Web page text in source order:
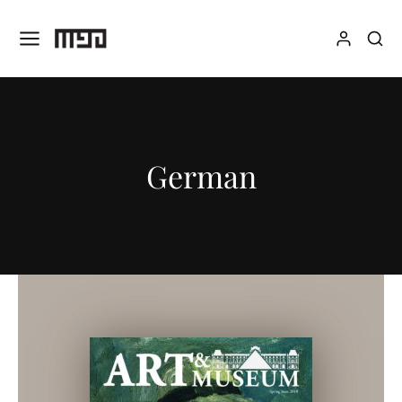
German